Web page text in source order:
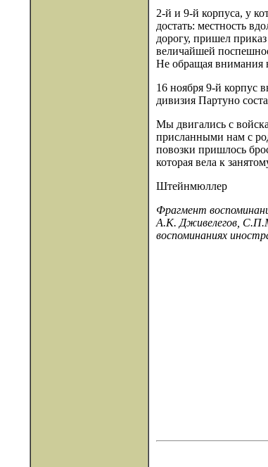
2-й и 9-й корпуса, у
достать: местность
дорогу, пришел
величайшей
Не обращая внимания
16 ноября 9-й корпус
дивизия Партуно
Мы двигались с
присланными нам с
повозки пришлось
которая вела к
Штейнмюллер
Фрагмент
А.К. Дживелегов,
воспоминаниях